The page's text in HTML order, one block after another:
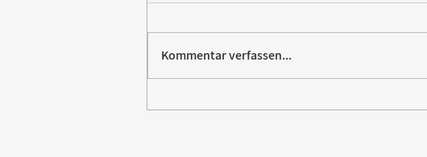
Vom Elektromarkt aufs
Kommentar verfassen...